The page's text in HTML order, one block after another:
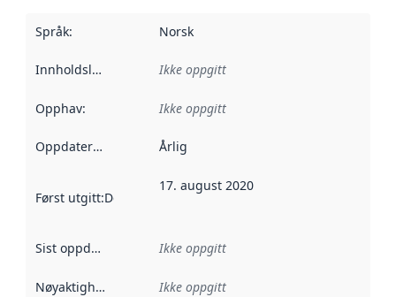
Språk: Norsk
Innholdsleverandører :
Ikke oppgitt
Opphav: Ikke oppgitt
Oppdateringsfrekvens :
Årlig
Først utgitt:Denne datoen sier når dataene i dette
17. august 2020
Sist oppdatert Ikke oppgitt
Nøyaktighet Ikke oppgitt